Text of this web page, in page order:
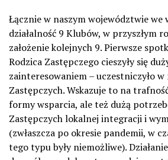
Łącznie w naszym województwie we
działalność 9 Klubów, w przyszłym
założenie kolejnych 9. Pierwsze
Rodzica Zastępczego cieszyły się
zainteresowaniem – uczestniczyło
Zastępczych. Wskazuje to na
formy wsparcia, ale też dużą
Zastępczych lokalnej integracji i
(zwłaszcza po okresie pandemii, w
tego typu były niemożliwe).